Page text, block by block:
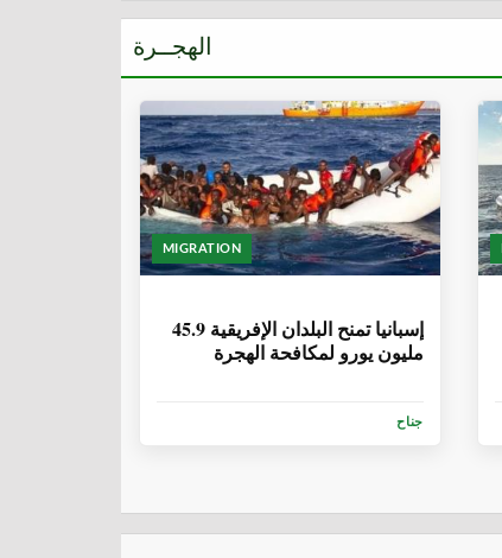
الهجــرة
MIGRATION
إسبانيا تمنح البلدان الإفريقية 45.9
مليون يورو لمكافحة الهجرة
جناح